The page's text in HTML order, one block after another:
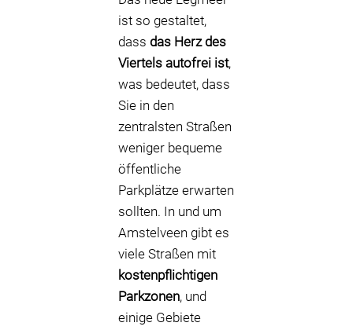
ist so gestaltet,
dass das Herz des
Viertels autofrei ist,
was bedeutet, dass
Sie in den
zentralsten Straßen
weniger bequeme
öffentliche
Parkplätze erwarten
sollten. In und um
Amstelveen gibt es
viele Straßen mit
kostenpflichtigen
Parkzonen, und
einige Gebiete